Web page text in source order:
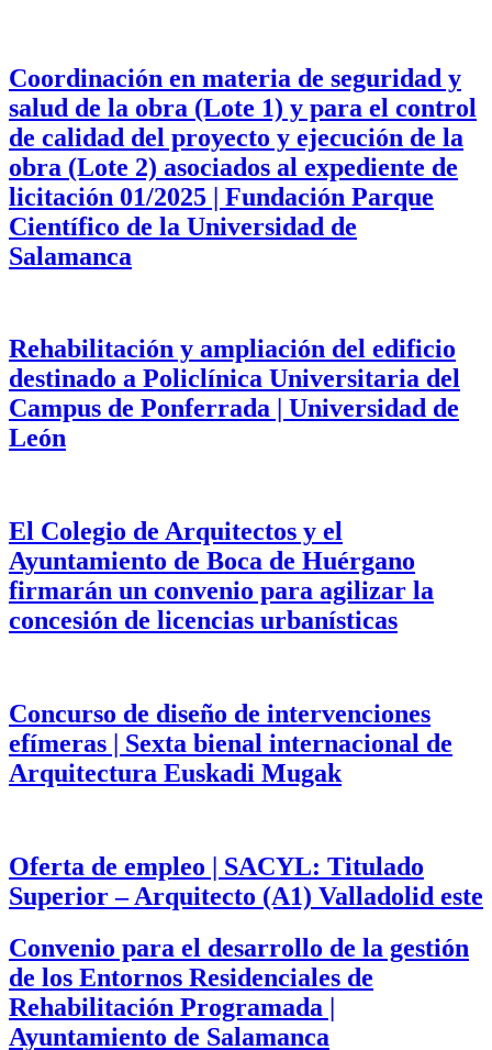
Coordinación en materia de seguridad y
salud de la obra (Lote 1) y para el control
de calidad del proyecto y ejecución de la
obra (Lote 2) asociados al expediente de
licitación 01/2025 | Fundación Parque
Científico de la Universidad de
Salamanca
Rehabilitación y ampliación del edificio
destinado a Policlínica Universitaria del
Campus de Ponferrada | Universidad de
León
El Colegio de Arquitectos y el
Ayuntamiento de Boca de Huérgano
firmarán un convenio para agilizar la
concesión de licencias urbanísticas
Concurso de diseño de intervenciones
efímeras | Sexta bienal internacional de
Arquitectura Euskadi Mugak
Oferta de empleo | SACYL: Titulado
Superior – Arquitecto (A1) Valladolid este
Convenio para el desarrollo de la gestión
de los Entornos Residenciales de
Rehabilitación Programada |
Ayuntamiento de Salamanca